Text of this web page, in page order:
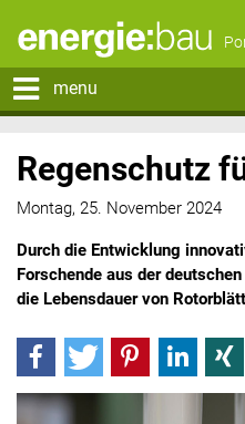
menu
Regenschutz
Montag, 25. November 2024
Durch die Entwicklung
Forschende aus der
die Lebensdauer von